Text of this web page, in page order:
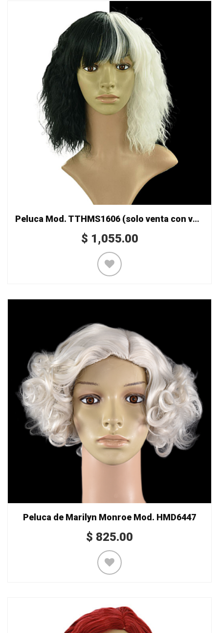
Peluca Mod. TTHMS1606 (solo venta con vestuario)
$ 1,055.00
Peluca de Marilyn Monroe Mod. HMD6447
$ 825.00